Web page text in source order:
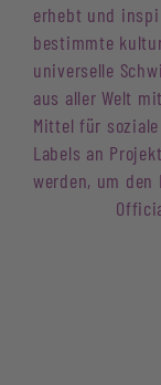
erhebt und
bestimmte
universelle
aus aller Welt
Mittel für
Labels an
werden, um